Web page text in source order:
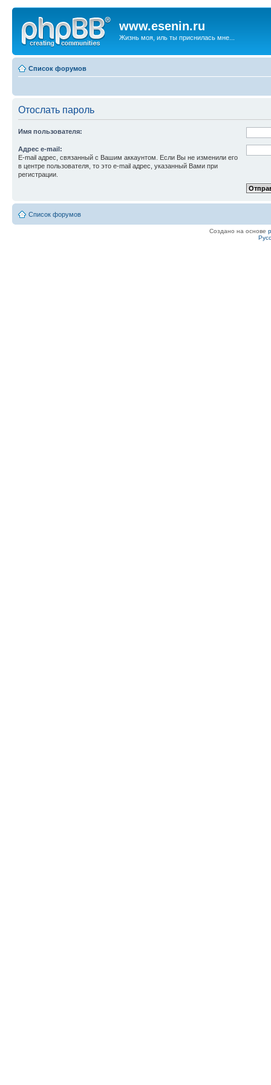
www.esenin.ru
Жизнь моя, иль ты приснилась мне...
Список форумов
Отослать пароль
Имя пользователя:
Адрес e-mail:
E-mail адрес, связанный с Вашим аккаунтом. Если Вы не изменили его
в центре пользователя, то это e-mail адрес, указанный Вами при
регистрации.
Список форумов
Создано на основе